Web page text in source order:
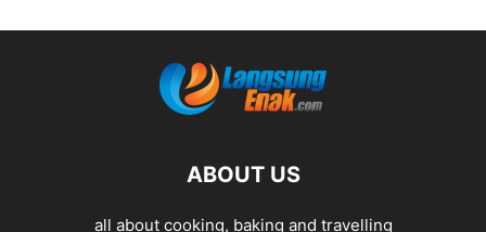
ABOUT US
all about cooking, baking and travelling